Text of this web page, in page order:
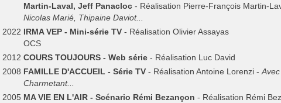
Martin-Laval, Jeff Panacloc - Réalisation Pierre-François Martin-
Nicolas Marié, Thipaine Daviot...
2022 IRMA VEP - Mini-série TV - Réalisation Olivier Assayas
OCS
2012 COURS TOUJOURS - Web série - Réalisation Luc David
2008 FAMILLE D'ACCUEIL - Série TV - Réalisation Antoine Lorenzi -
Charmetant...
2005 MA VIE EN L'AIR - Scénario Rémi Bezançon - Réalisation Rémi